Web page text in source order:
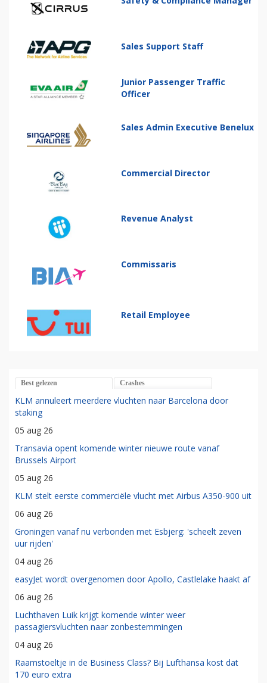
Sales Support Staff
Junior Passenger Traffic
Officer
Sales Admin Executive Benelux
Commercial Director
Revenue Analyst
Commissaris
Retail Employee
Best gelezen Crashes
KLM annuleert meerdere vluchten naar Barcelona door
staking
05 aug 26
Transavia opent komende winter nieuwe route vanaf
Brussels Airport
05 aug 26
KLM stelt eerste commerciële vlucht met Airbus A350-900 uit
06 aug 26
Groningen vanaf nu verbonden met Esbjerg: 'scheelt zeven
uur rijden'
04 aug 26
easyJet wordt overgenomen door Apollo, Castlelake haakt af
06 aug 26
Luchthaven Luik krijgt komende winter weer
passagiersvluchten naar zonbestemmingen
04 aug 26
Raamstoeltje in de Business Class? Bij Lufthansa kost dat
170 euro extra